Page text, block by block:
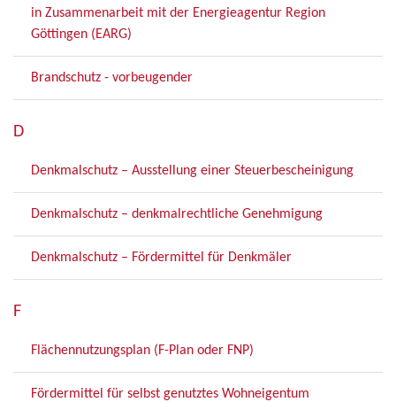
in Zusammenarbeit mit der Energieagentur Region
Göttingen (EARG)
Brandschutz - vorbeugender
D
Denkmalschutz – Ausstellung einer Steuerbescheinigung
Denkmalschutz – denkmalrechtliche Genehmigung
Denkmalschutz – Fördermittel für Denkmäler
F
Flächennutzungsplan (F-Plan oder FNP)
Fördermittel für selbst genutztes Wohneigentum